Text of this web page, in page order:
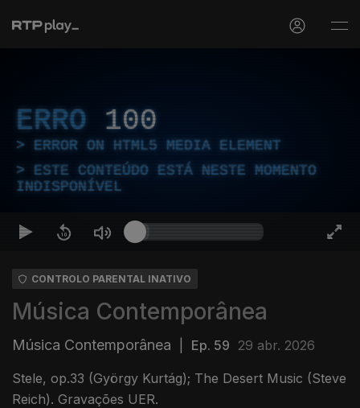
ERRO 100
ERROR ON HTML5 MEDIA ELEMENT
ESTE CONTEÚDO ESTÁ NESTE MOMENTO
INDISPONÍVEL
CONTROLO PARENTAL INATIVO
Música Contemporânea
Música Contemporânea Ep. 59 29 abr. 2026
Stele, op.33 (György Kurtág); The Desert Music (Steve
Reich). Gravações UER.